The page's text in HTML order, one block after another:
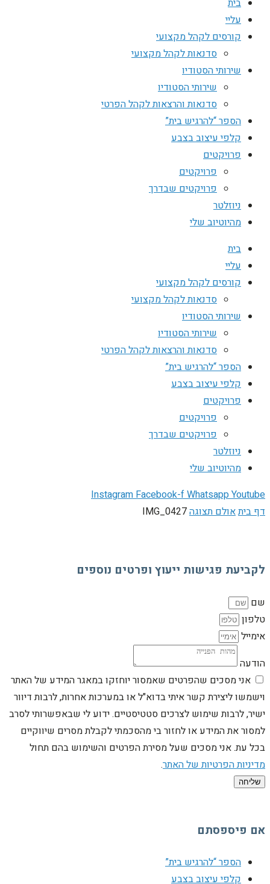
בית
עליי
קורסים לקהל מקצועי
סדנאות לקהל מקצועי
שירותי הסטודיו
שירותי הסטודיו
סדנאות והרצאות לקהל הפרטי
הספר “להרגיש בית”
קלפי עיצוב בצבע
פרויקטים
פרויקטים
פרויקטים שבדרך
ניוזלטר
מהיוטיוב שלי
בית
עליי
קורסים לקהל מקצועי
סדנאות לקהל מקצועי
שירותי הסטודיו
שירותי הסטודיו
סדנאות והרצאות לקהל הפרטי
הספר “להרגיש בית”
קלפי עיצוב בצבע
פרויקטים
פרויקטים
פרויקטים שבדרך
ניוזלטר
מהיוטיוב שלי
InstagramFacebook-fWhatsappYoutube
דף ביתאולם תצוגהIMG_0427
לקביעת פגישות ייעוץ ופרטים נוספים
שם
טלפון
אימייל
הודעה
אני מסכים שהפרטים שאמסור יוחזקו במאגר המידע של האתר
וישמשו ליצירת קשר איתי בדוא"ל או במערכות אחרות, לרבות דיוור
ישיר, לרבות שימוש לצרכים סטטיסטיים. ידוע לי שבאפשרותי לסרב
למסור את המידע או לחזור בי מהסכמתי לקבלת מסרים שיווקיים
בכל עת. אני מסכים שעל מסירת הפרטים והשימוש בהם תחול
מדיניות הפרטיות של האתר.
שליחה
אם פיספסתם
הספר “להרגיש בית”
קלפי עיצוב בצבע